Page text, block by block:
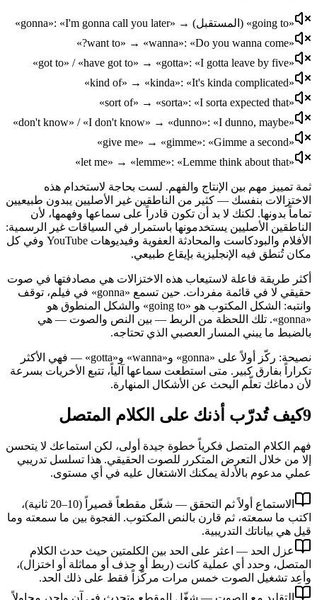
«going to» (المستقبل) → «gonna»: «I'm gonna call you later»
«want to» → «wanna»: «Do you wanna come?»
«got to» / «have got to» → «gotta»: «I gotta leave by five»
«kind of» → «kinda»: «It's kinda complicated»
«sort of» → «sorta»: «I sorta expected that»
«don't know» / «I don't know» → «dunno»: «I dunno, maybe»
«give me» → «gimme»: «Gimme a second»
«let me» → «lemme»: «Lemme think about that»
ثمة تمييز مهم بين الإنتاج والفهم. لست بحاجة لاستخدام هذه
الاختزالات بنفسك — كثير من الناطقين غير الأصليين يبدون طبيعيين
تماماً بدونها. لكنك لا بد أن تكون قادراً على سماعها وفهمها، لأن
الناطقين الأصليين يستخدمونها باستمرار في السياقات غير الرسمية:
الأفلام والبودكاست والمحادثة العفوية وفيديوهات YouTube وفي كل
مكان تُنطق فيه الإنجليزية بإيقاع طبيعي.
أكثر طريقة فاعلة لاستيعاب هذه الاختزالات هي مصادفتها في صوت
حقيقي لا في قائمة مفردات. حين تسمع «gonna» في فيلم، توقف
وانتبه: الشكل المكتوب هو «going to» والشكل المنطوق هو
«gonna». تلك اللحظة من الربط — بين النص والصوت — هي
بالضبط ما يبني المسار العصبي الذي تحتاجه.
نصيحة: ركّز أولاً على «gonna» و«wanna» و«gotta» — فهي الأكثر
تكراراً بفارق كبير. متى استطعت سماعها آلياً، تتبع الأخريات بسرعة
لأن دماغك تعلّم البحث عن الأشكال المنهارة.
9كيف تُدرّب أذنك على الكلام المتصل
فهم الكلام المتصل فكرياً خطوة جيدة أولى، لكن استماعك لا يتحسن
إلا من خلال التعرض المتكرر للصوت الحقيقي. هذا تسلسل تدريبي
عملي مدعوم بالأدلة يمكنك الاشتغال عليه في أي مستوى.
الاستماع أولاً ثم التحقق — شغّل مقطعاً قصيراً (10–20 ثانية)،
اكتب ما سمعته، ثم قارن بالنص المكتوب. الفجوة بين ما سمعته وما
قيل هي بياناتك التدريبية.
عزل الحد — اعثر على الحد بين الكلمتين حيث حدث الكلام
المتصل، وحدد أي عملية كانت (ربط أو حذف أو مماثلة أو اختزال)،
وأعِد تشغيل الصوت خمس مرات مركّزاً فقط على ذلك الحد.
التقليد مع الصوت — شغّل المقطع وتحدث في آنٍ واحد، محاولاً